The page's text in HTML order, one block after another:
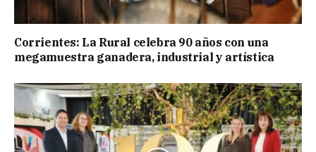
Corrientes: La Rural celebra 90 años con una
megamuestra ganadera, industrial y artística